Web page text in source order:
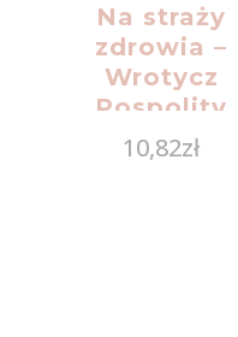
Na straży
zdrowia –
Wrotycz
Pospolity
10,82zł